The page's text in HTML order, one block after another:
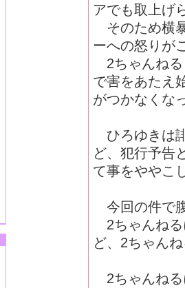
アでも取上げ
そのため横
ーへの怒りが
2ちゃんねる
で害をあたえ
がつかなくな
ひろゆきは
ど、犯行予告
て事をややこ
今回の件で
2ちゃんねる
ど、2ちゃん
2ちゃんねる